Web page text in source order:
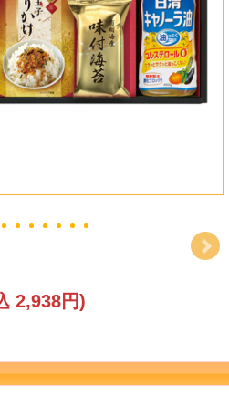
2,938円)